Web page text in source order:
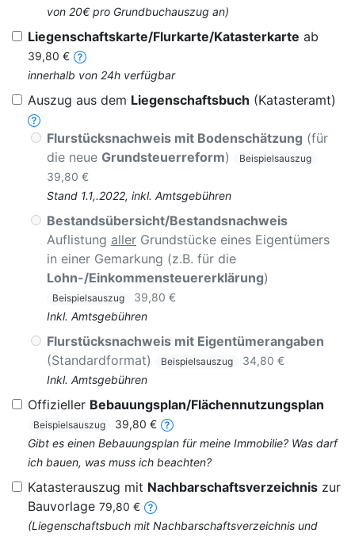
von 20€ pro Grundbuchauszug an)
Liegenschaftskarte/Flurkarte/Katasterkarte ab
39,80 €
innerhalb von 24h verfügbar
Auszug aus dem Liegenschaftsbuch (Katasteramt)
Flurstücksnachweis mit Bodenschätzung (für
die neue Grundsteuerreform) Beispielsauszug
39,80 €
Stand 1.1,.2022, inkl. Amtsgebühren
Bestandsübersicht/Bestandsnachweis
Auflistung aller Grundstücke eines Eigentümers
in einer Gemarkung (z.B. für die
Lohn-/Einkommensteuererklärung)
Beispielsauszug
39,80 €
Inkl. Amtsgebühren
Flurstücksnachweis mit Eigentümerangaben
(Standardformat)
Beispielsauszug
34,80 €
Inkl. Amtsgebühren
Offizieller Bebauungsplan/Flächennutzungsplan
Beispielsauszug
39,80 €
Gibt es einen Bebauungsplan für meine Immobilie? Was darf
ich bauen, was muss ich beachten?
Katasterauszug mit Nachbarschaftsverzeichnis zur
Bauvorlage 79,80 €
(Liegenschaftsbuch mit Nachbarschaftsverzeichnis und